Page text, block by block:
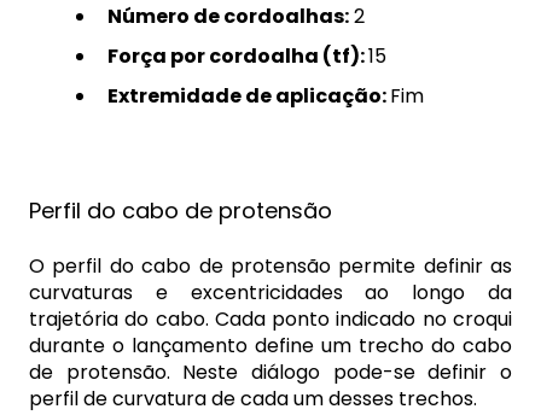
Número de cordoalhas:2
Força por cordoalha (tf):15
Extremidade de aplicação:Fim
Perfil do cabo de protensão
O perfil do cabo de protensão permite definir as
curvaturas e excentricidades ao longo da
trajetória do cabo. Cada ponto indicado no croqui
durante o lançamento define um trecho do cabo
de protensão. Neste diálogo pode-se definir o
perfil de curvatura de cada um desses trechos.